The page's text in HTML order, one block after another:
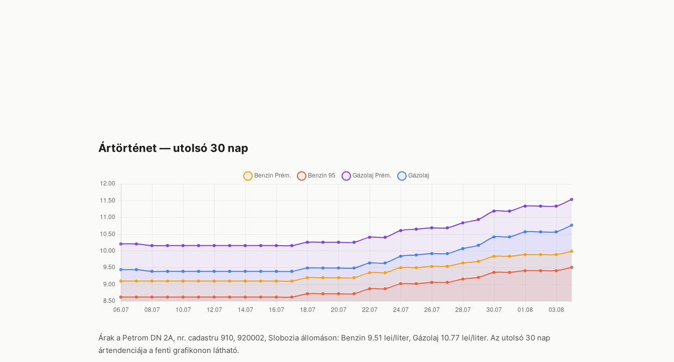
Ártörténet — utolsó 30 nap
Árak a Petrom DN 2A, nr. cadastru 910, 920002, Slobozia állomáson: Benzin 9.51 lei/liter, Gázolaj 10.77 lei/liter. Az utolsó 30 nap
ártendenciája a fenti grafikonon látható.